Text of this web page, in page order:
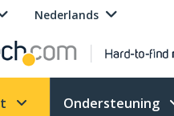
Nederlands
Ondersteuning